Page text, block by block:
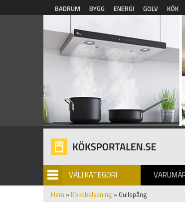
Hoppa till huvudinnehåll
BADRUM BYGG ENERGI GOLV KÖK
VÄLJ KATEGORI
Hem » Köksbelysning » Gullspång